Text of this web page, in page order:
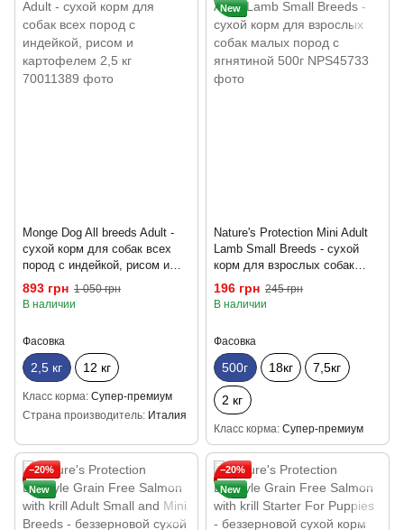
Monge Dog All breeds Adult -
сухой корм для собак всех
пород с индейкой, рисом и
картофелем 2,5 кг
893 грн 1 050 грн
В наличии
Фасовка
2,5 кг 12 кг
Класс корма Супер-премиум
Страна производитель Италия
New
Nature's Protection Mini Adult
Lamb Small Breeds - сухой
корм для взрослых собак
малых пород с ягнятиной 500г
196 грн 245 грн
В наличии
Фасовка
500г 18кг 7,5кг
2 кг
Класс корма Супер-премиум
−20%
New
−20%
New